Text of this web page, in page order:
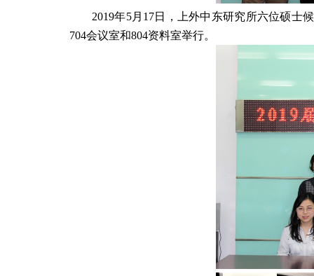
2019年5月 17日，上外中东研究所六位硕士
704会议室和804资料室举行。